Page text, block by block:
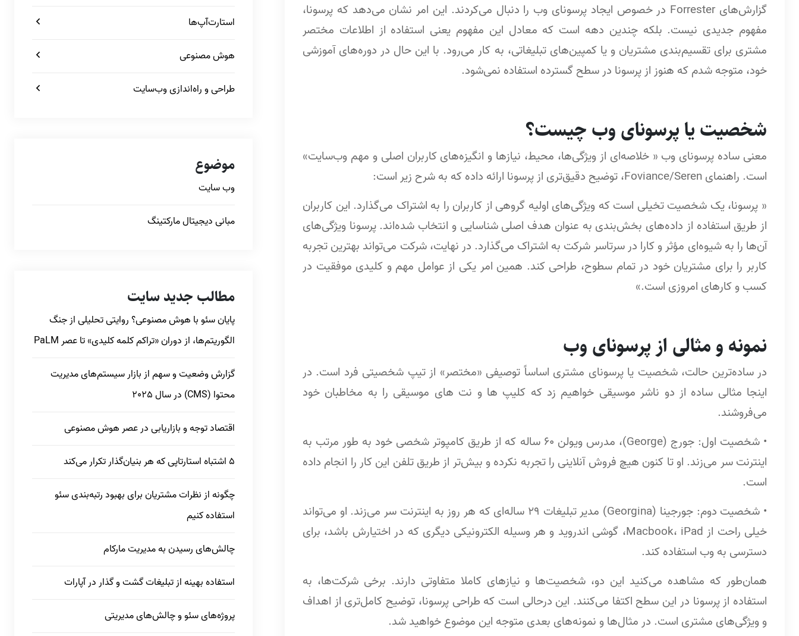
گزارش‌های Forrester در خصوص ایجاد پرسونای وب را دنبال می‌کردند. این امر نشان می‌دهد که پرسونا،
مفهوم جدیدی نیست. بلکه چندین دهه است که معادل این مفهوم یعنی استفاده از اطلاعات مختصر
مشتری برای تقسیم‌بندی مشتریان و یا کمپین‌های تبلیغاتی، به کار می‌رود. با این حال در دوره‌های آموزشی
خود، متوجه شدم که هنوز از پرسونا در سطح گسترده استفاده نمی‌شود.
شخصیت یا پرسونای وب چیست؟
معنی ساده پرسونای وب « خلاصه‌ای از ویژگی‌ها، محیط، نیازها و انگیزه‌های کاربران اصلی و مهم وب‌سایت»
است. راهنمای Foviance/Seren، توضیح دقیق‌تری از پرسونا ارائه داده که به شرح زیر است:
« پرسونا، یک شخصیت تخیلی است که ویژگی‌های اولیه گروهی از کاربران را به اشتراک می‌گذارد. این کاربران
از طریق استفاده از داده‌های بخش‌بندی به عنوان هدف اصلی شناسایی و انتخاب شده‌اند. پرسونا ویژگی‌های
آن‌ها را به شیوه‌ای مؤثر و کارا در سرتاسر شرکت به اشتراک می‌گذارد. در نهایت، شرکت می‌تواند بهترین تجربه
کاربر را برای مشتریان خود در تمام سطوح، طراحی کند. همین امر یکی از عوامل مهم و کلیدی موفقیت در
کسب و کارهای امروزی است.»
نمونه و مثالی از پرسونای وب
در ساده‌ترین حالت، شخصیت‌ یا پرسونای مشتری اساساً توصیفی «مختصر» از تیپ شخصیتی فرد است. در
اینجا مثالی ساده از دو ناشر موسیقی خواهیم زد که کلیپ ها و نت های موسیقی را به مخاطبان خود
می‌فروشند.
• شخصیت اول: جورج (George)، مدرس ویولن 60 ساله‌ که از طریق کامپوتر شخصی خود به طور مرتب به
اینترنت سر می‌زند. او تا کنون هیچ فروش آنلاینی را تجربه نکرده و بیش‌تر از طریق تلفن این کار را انجام داده
است.
• شخصیت دوم: جورجینا (Georgina) مدیر تبلیغات 29 ساله‌ای که هر روز به اینترنت سر می‌زند. او می‌تواند
خیلی راحت از Macbook، iPad، گوشی اندروید و هر وسیله الکترونیکی دیگری که در اختیارش باشد، برای
دسترسی به وب استفاده کند.
همان‌طور که مشاهده می‌کنید این دو، شخصیت‌ها و نیازهای کاملا متفاوتی دارند. برخی شرکت‌ها، به
استفاده از پرسونا در این سطح اکتفا می‌کنند. این درحالی است که طراحی پرسونا، توضیح کامل‌تری از اهداف
و ویژگی‌های مشتری است. در مثال‌ها و نمونه‌های بعدی متوجه این موضوع خواهید شد.
استارت‌آپ‌ها
هوش مصنوعی
طراحی و راه‌اندازی وب‌سایت
موضوع
وب سایت
مبانی دیجیتال مارکتینگ
مطالب جدید سایت
پایان سئو با هوش مصنوعی؟ روایتی تحلیلی از جنگ
الگوریتم‌ها، از دوران «تراکم کلمه کلیدی» تا عصر PaLM
گزارش وضعیت و سهم از بازار سیستم‌های مدیریت
محتوا (CMS) در سال 2025
اقتصاد توجه و بازاریابی در عصر هوش مصنوعی
5 اشتباه استارتاپی که هر بنیان‌گذار تکرار می‌کند
چگونه از نظرات مشتریان برای بهبود رتبه‌بندی سئو
استفاده کنیم
چالش‌های رسیدن به مدیریت مارکام
استفاده بهینه از تبلیغات گشت و گذار در آپارات
پروژه‌های سئو و چالش‌های مدیریتی